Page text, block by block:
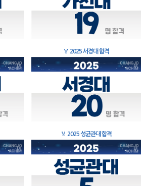
🏅 2025 서경대 합격
🏅 2025 성균관대 합격